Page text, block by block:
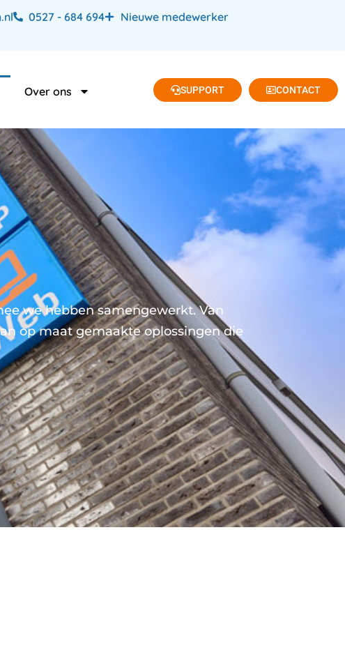
0527 - 684 694 Nieuwe medewerker
Over ons SUPPORT CONTACT
we hebben samengewerkt. Van
op maat gemaakte oplossingen die